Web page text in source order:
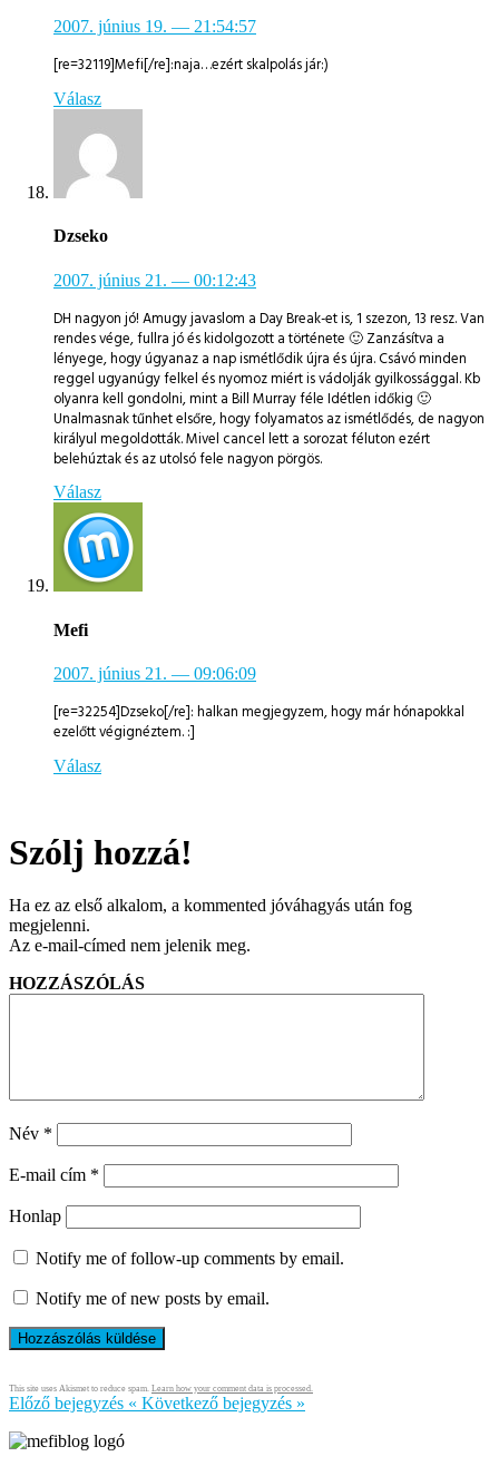
2007. június 19. — 21:54:57
[re=32119]Mefi[/re]:naja…ezért skalpolás jár:)
Válasz
Dzseko
2007. június 21. — 00:12:43
DH nagyon jó! Amugy javaslom a Day Break-et is, 1 szezon, 13 resz. Van
rendes vége, fullra jó és kidolgozott a története 🙂 Zanzásítva a
lényege, hogy úgyanaz a nap ismétlődik újra és újra. Csávó minden
reggel ugyanúgy felkel és nyomoz miért is vádolják gyilkossággal. Kb
olyanra kell gondolni, mint a Bill Murray féle Idétlen időkig 🙂
Unalmasnak tűnhet elsőre, hogy folyamatos az ismétlődés, de nagyon
királyul megoldották. Mivel cancel lett a sorozat féluton ezért
belehúztak és az utolsó fele nagyon pörgös.
Válasz
Mefi
2007. június 21. — 09:06:09
[re=32254]Dzseko[/re]: halkan megjegyzem, hogy már hónapokkal
ezelőtt végignéztem. :]
Válasz
Szólj hozzá!
Ha ez az első alkalom, a kommented jóváhagyás után fog
megjelenni.
Az e-mail-címed nem jelenik meg.
HOZZÁSZÓLÁS
Név *
E-mail cím *
Honlap
Notify me of follow-up comments by email.
Notify me of new posts by email.
This site uses Akismet to reduce spam. Learn how your comment data is processed.
Előző bejegyzés « Következő bejegyzés »